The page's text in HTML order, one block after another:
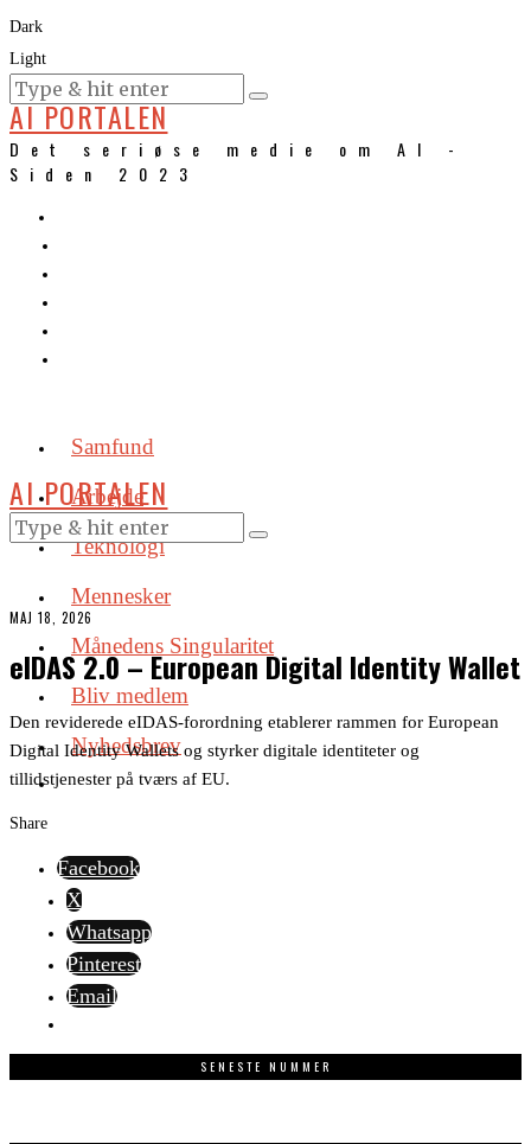
Dark
Light
KURSER
AI PORTALEN
Det seriøse medie om AI -
Siden 2023
Samfund
Arbejde
Teknologi
Mennesker
Månedens Singularitet
Bliv medlem
Nyhedsbrev
AI PORTALEN
MAJ 18, 2026
eIDAS 2.0 – European Digital Identity Wallet
Den reviderede eIDAS-forordning etablerer rammen for European
Digital Identity Wallets og styrker digitale identiteter og
tillidstjenester på tværs af EU.
Share
Facebook
X
Whatsapp
Pinterest
Email
SENESTE NUMMER